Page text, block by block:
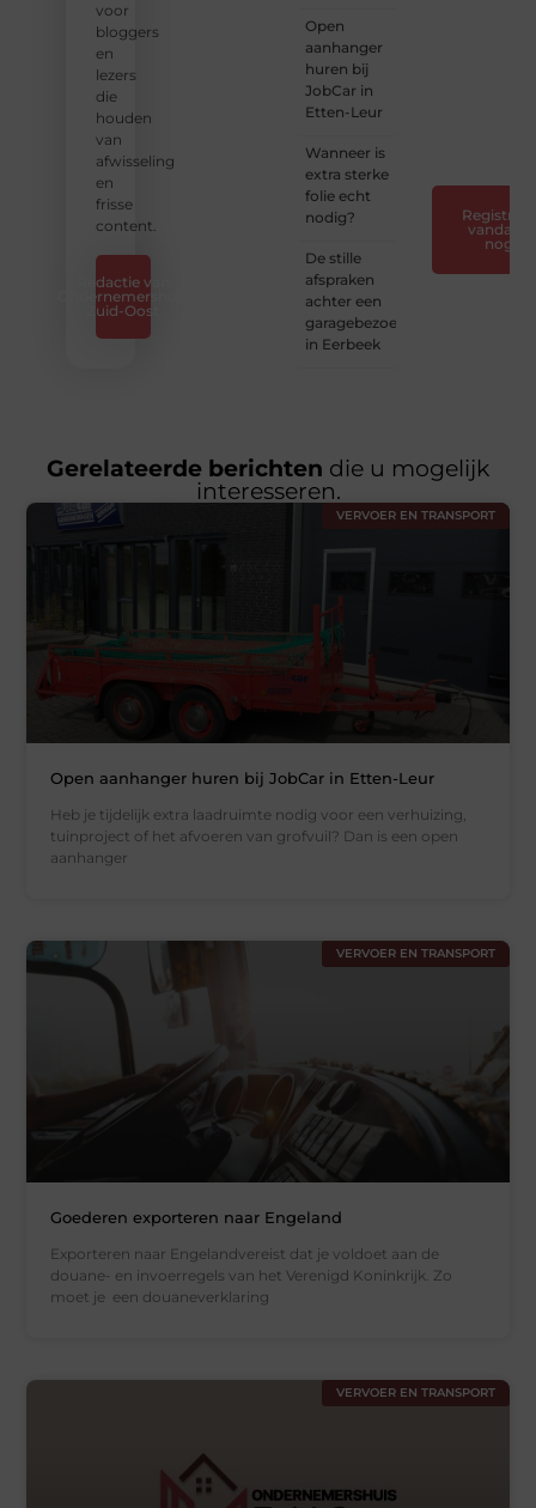
voor
bloggers
en
lezers
die
houden
van
afwisseling
en
frisse
content.
Redactie van
Ondernemershuis
Zuid-Oost
Open
aanhanger
huren bij
JobCar in
Etten-Leur
Wanneer is
extra sterke
folie echt
nodig?
De stille
afspraken
achter een
garagebezoek
in Eerbeek
Registreer
vandaag
nog
Gerelateerde berichten die u mogelijk
interesseren.
VERVOER EN TRANSPORT
Open aanhanger huren bij JobCar in Etten-Leur
Heb je tijdelijk extra laadruimte nodig voor een verhuizing,
tuinproject of het afvoeren van grofvuil? Dan is een open
aanhanger
VERVOER EN TRANSPORT
Goederen exporteren naar Engeland
Exporteren naar Engelandvereist dat je voldoet aan de
douane- en invoerregels van het Verenigd Koninkrijk. Zo
moet je een douaneverklaring
VERVOER EN TRANSPORT